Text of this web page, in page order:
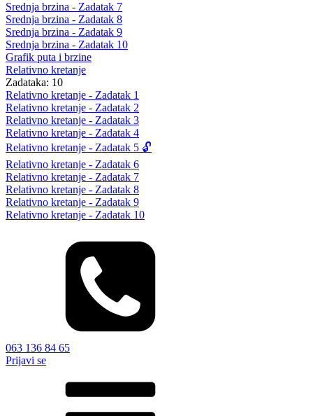
Srednja brzina - Zadatak 7
Srednja brzina - Zadatak 8
Srednja brzina - Zadatak 9
Srednja brzina - Zadatak 10
Grafik puta i brzine
Relativno kretanje
Zadataka: 10
Relativno kretanje - Zadatak 1
Relativno kretanje - Zadatak 2
Relativno kretanje - Zadatak 3
Relativno kretanje - Zadatak 4
Relativno kretanje - Zadatak 5 🔓
Relativno kretanje - Zadatak 6
Relativno kretanje - Zadatak 7
Relativno kretanje - Zadatak 8
Relativno kretanje - Zadatak 9
Relativno kretanje - Zadatak 10
063 136 84 65
Prijavi se